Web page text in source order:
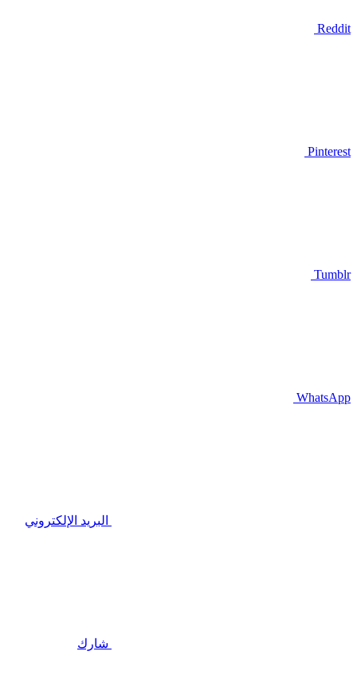
Reddit
Pinterest
Tumblr
WhatsApp
البريد الإلكتروني
شارك